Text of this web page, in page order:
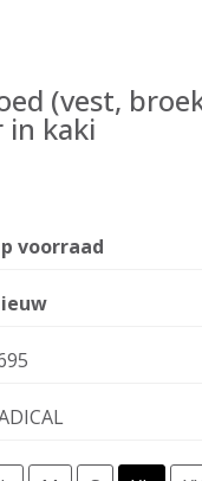
(vest,
in kaki
voorraad